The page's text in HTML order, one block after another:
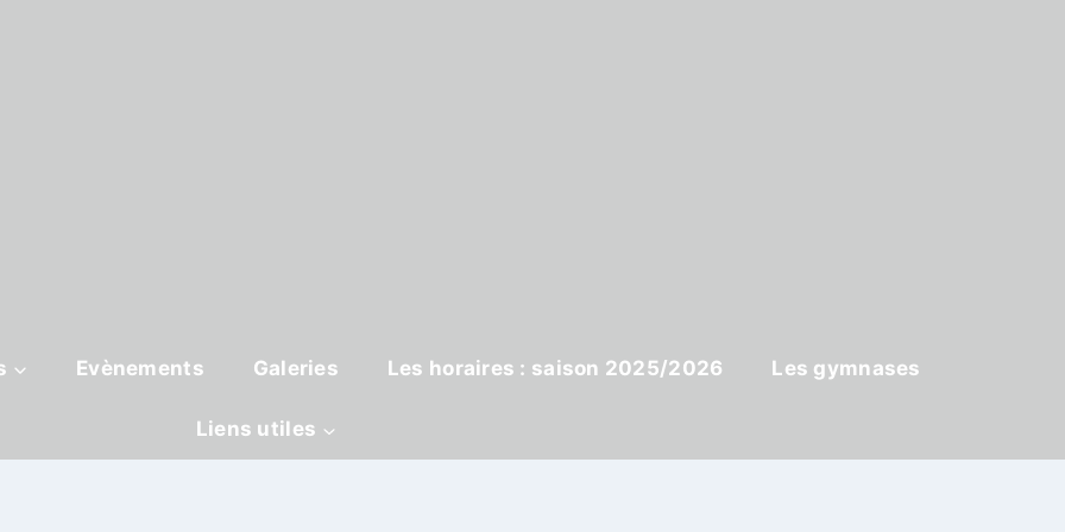
Evènements Galeries Les horaires : saison 2025/2026 Les gymnases
Liens utiles